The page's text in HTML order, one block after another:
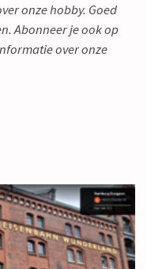
onze hobby. Goed
Abonneer je ook op
over onze